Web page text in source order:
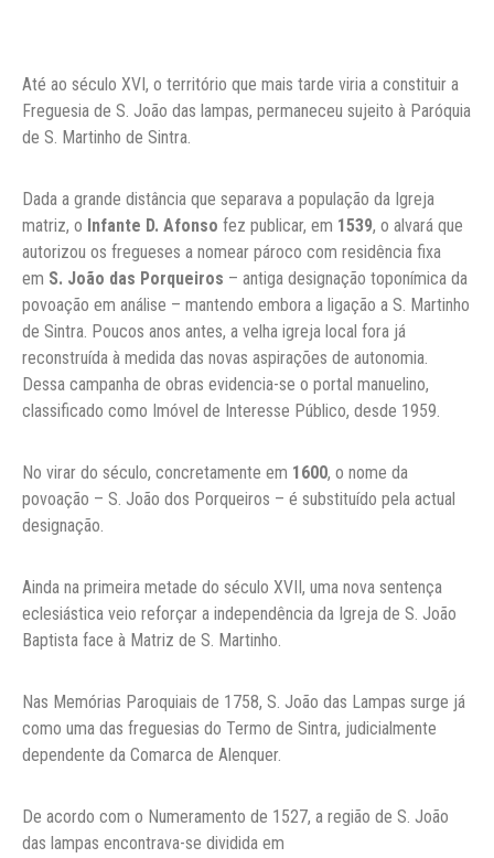
Até ao século XVI, o território que mais tarde viria a constituir a
Freguesia de S. João das lampas, permaneceu sujeito à Paróquia
de S. Martinho de Sintra.
Dada a grande distância que separava a população da Igreja
matriz, o Infante D. Afonso fez publicar, em 1539, o alvará que
autorizou os fregueses a nomear pároco com residência fixa
em S. João das Porqueiros – antiga designação toponímica da
povoação em análise – mantendo embora a ligação a S. Martinho
de Sintra. Poucos anos antes, a velha igreja local fora já
reconstruída à medida das novas aspirações de autonomia.
Dessa campanha de obras evidencia-se o portal manuelino,
classificado como Imóvel de Interesse Público, desde 1959.
No virar do século, concretamente em 1600, o nome da
povoação – S. João dos Porqueiros – é substituído pela actual
designação.
Ainda na primeira metade do século XVII, uma nova sentença
eclesiástica veio reforçar a independência da Igreja de S. João
Baptista face à Matriz de S. Martinho.
Nas Memórias Paroquiais de 1758, S. João das Lampas surge já
como uma das freguesias do Termo de Sintra, judicialmente
dependente da Comarca de Alenquer.
De acordo com o Numeramento de 1527, a região de S. João
das lampas encontrava-se dividida em